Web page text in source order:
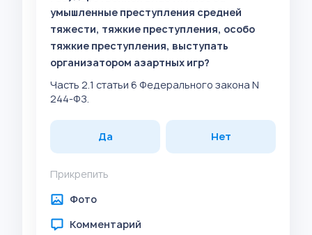
умышленные преступления средней
тяжести, тяжкие преступления, особо
тяжкие преступления, выступать
организатором азартных игр?
Часть 2.1 статьи 6 Федерального закона N
244-ФЗ.
Да Нет
Прикрепить
Фото
Комментарий